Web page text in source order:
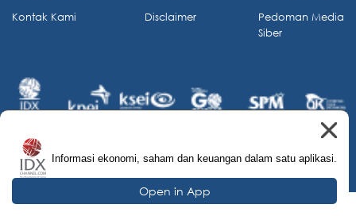
Kontak Kami
Disclaimer
Pedoman Media
Siber
© 2026 IDX Channel. All Rights Reserved.
Informasi ekonomi, saham dan keuangan dalam satu aplikasi.
Open in App